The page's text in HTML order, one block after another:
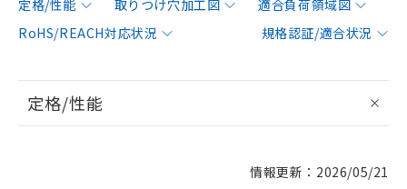
定格/性能 取りつけ穴加工図
適合負荷領域図
RoHS/REACH対応状況
規格認証/適合状況
定格/性能
情報更新：2026/05/21